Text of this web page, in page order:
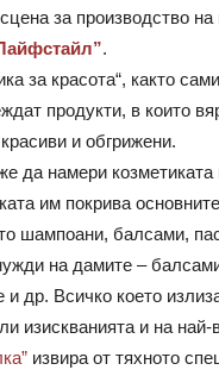
за производство на
.
за красота“, както
продукти, в които
и обгрижени.
да намери козметиката
им покрива
шампоани, балсами,
на дамите –
и др. Всичко което
изискванията и на най-
извира от тяхното